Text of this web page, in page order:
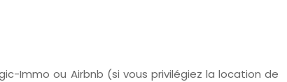
Immo ou Airbnb (si vous privilégiez la location de